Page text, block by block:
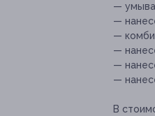
—
—
—
—
—
—
В